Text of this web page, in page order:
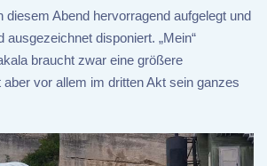
diesem Abend hervorragend aufgelegt und
ausgezeichnet disponiert. „Mein“
braucht zwar eine größere
aber vor allem im dritten Akt sein ganzes